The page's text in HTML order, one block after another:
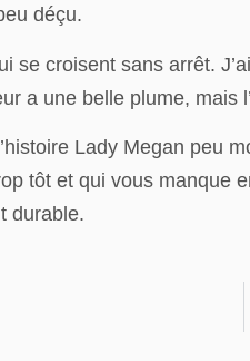
déçu.
se croisent sans arrêt.
a une belle plume, mais
Lady Megan peu
tôt et qui vous manque
durable.